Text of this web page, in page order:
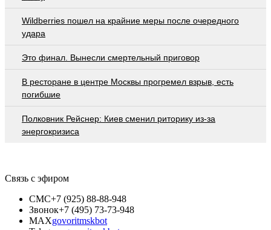
Wildberries пошел на крайние меры после очередного
удара
Это финал. Вынесли смертельный приговор
В ресторане в центре Москвы прогремел взрыв, есть
погибшие
Полковник Рейснер: Киев сменил риторику из-за
энергокризиса
Связь с эфиром
СМС+7 (925) 88-88-948
Звонок+7 (495) 73-73-948
MAXgovoritmskbot